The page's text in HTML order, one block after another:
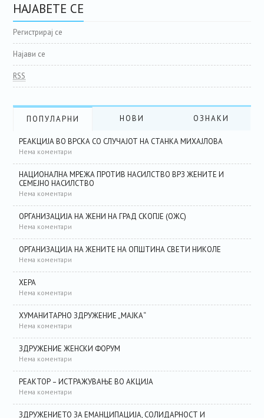
НАЈАВЕТЕ СЕ
Регистрирај се
Најави се
RSS
ПОПУЛАРНИ НОВИ ОЗНАКИ
РЕАКЦИЈА ВО ВРСКА СО СЛУЧАЈОТ НА СТАНКА МИХАЈЛОВА
Нема коментари
НАЦИОНАЛНА МРЕЖА ПРОТИВ НАСИЛСТВО ВРЗ ЖЕНИТЕ И
СЕМЕЈНО НАСИЛСТВО
Нема коментари
ОРГАНИЗАЦИЈА НА ЖЕНИ НА ГРАД СКОПЈЕ (ОЖС)
Нема коментари
ОРГАНИЗАЦИЈА НА ЖЕНИТЕ НА ОПШТИНА СВЕТИ НИКОЛЕ
Нема коментари
ХЕРА
Нема коментари
ХУМАНИТАРНО ЗДРУЖЕНИЕ „МАЈКА“
Нема коментари
ЗДРУЖЕНИЕ ЖЕНСКИ ФОРУМ
Нема коментари
РЕАКТОР – ИСТРАЖУВАЊЕ ВО АКЦИЈА
Нема коментари
ЗДРУЖЕНИЕТО ЗА ЕМАНЦИПАЦИЈА, СОЛИДАРНОСТ И